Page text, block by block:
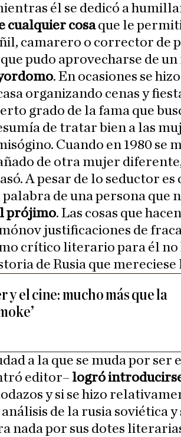
él se dedicó a
cualquier cosaque le
camarero o corrector de
pudo aprovecharse de
. En ocasiones se
organizando cenas y
grado de la fama que
de tratar bien a las
Cuando en 1980 se
de otra mujer
A pesar de lo seductor
de una persona que
prójimo. Las cosas que
justificaciones de
crítico literario para él
de Rusia que mereciese
y el cine: mucho más que la
a la que se muda por ser
editor– logró
y si se hizo
análisis de la rusia soviética
nada por sus dotes